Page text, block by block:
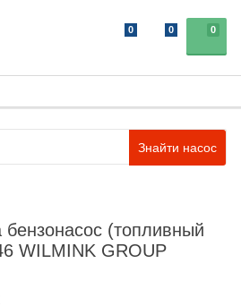
0
0 0
Знайти насос
бензонасос (топливный
WILMINK GROUP